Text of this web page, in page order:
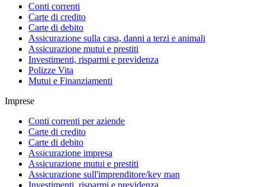
Conti correnti
Carte di credito
Carte di debito
Assicurazione sulla casa, danni a terzi e animali
Assicurazione mutui e prestiti
Investimenti, risparmi e previdenza
Polizze Vita
Mutui e Finanziamenti
Imprese
Conti correnti per aziende
Carte di credito
Carte di debito
Assicurazione impresa
Assicurazione mutui e prestiti
Assicurazione sull'imprenditore/key man
Investimenti, risparmi e previdenza